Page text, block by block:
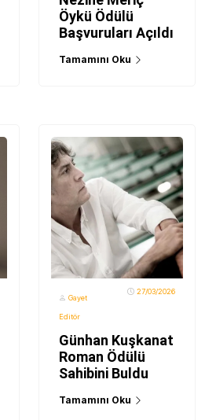
Öykü Ödülü
Başvuruları Açıldı
Tamamını Oku
Gayet
Editör
27/03/2026
Günhan Kuşkanat
Roman Ödülü
Sahibini Buldu
Tamamını Oku